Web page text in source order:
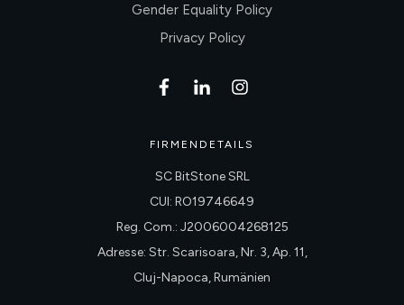
Gender Equality Policy
Privacy Policy
FIRMENDETAILS
SC BitStone SRL
CUI: RO19746649
Reg. Com.: J2006004268125
Adresse: Str. Scarisoara, Nr. 3, Ap. 11,
Cluj-Napoca, Rumänien